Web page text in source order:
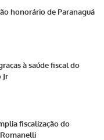
honorário de Paranaguá
à saúde fiscal do
Jr
fiscalização do